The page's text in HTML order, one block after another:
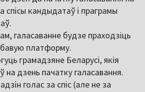
спісы кандыдатаў і праграмы
галасаванне будзе праходзіць
платформу.
грамадзяне Беларусі, якія
на дзень пачатку галасавання.
голас за спіс (але не за